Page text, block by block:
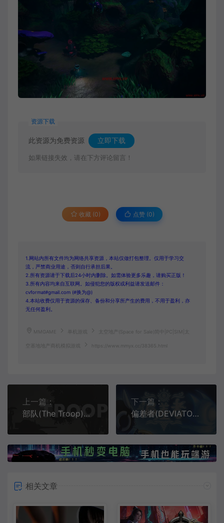
资源下载
此资源为免费资源 立即下载
如果链接失效，请在下方评论留言！
收藏 (0) 点赞 (0)
1.网站内所有文件均为网络共享资源，本站仅做打包整理。仅用于学习交
流，严禁商业用途，否则自行承担后果。
2.所有资源请于下载后24小时内删除。如需体验更多乐趣，请购买正版！
3.所有内容均来自互联网。如侵犯您的版权或利益请发送邮件：
cvformat#gmail.com (#换为@)
4.本站收费仅用于资源的保存、备份和分享所产生的费用，不用于盈利，亦
无任何盈利。
MMGAME 太空地产(Space for Sale)简中|PC|SIM|太
空基地地产商机模拟游戏 https://www.mmyx.cc/38365.html
上一篇：
部队(The Troop)二战回合制排级战术游戏|下载
下一篇：
偏差者(DEVIATOR)简中|PC|ACT|拼刀弹反类银河城游戏
相关文章